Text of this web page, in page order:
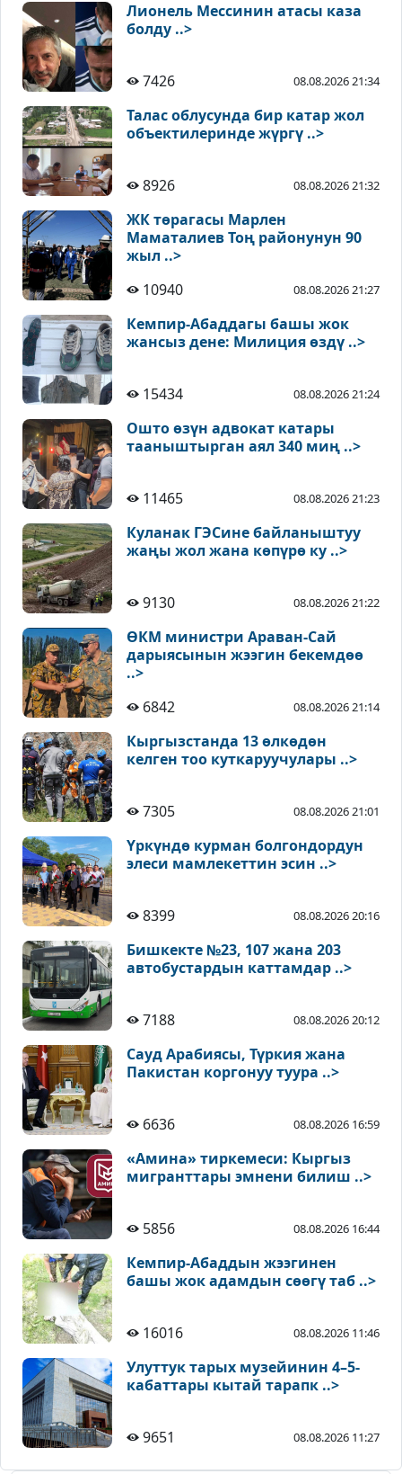
Лионель Мессинин атасы каза
болду ..>
7426 08.08.2026 21:34
Талас облусунда бир катар жол
объектилеринде жүргү ..>
8926 08.08.2026 21:32
ЖК төрагасы Марлен
Маматалиев Тоң районунун 90
жыл ..>
10940
08.08.2026 21:27
Кемпир-Абаддагы башы жок
жансыз дене: Милиция өздү ..>
15434 08.08.2026 21:24
Ошто өзүн адвокат катары
тааныштырган аял 340 миң ..>
11465 08.08.2026 21:23
Куланак ГЭСине байланыштуу
жаңы жол жана көпүрө ку ..>
9130 08.08.2026 21:22
ӨКМ министри Араван-Сай
дарыясынын жээгин бекемдөө
..>
6842
08.08.2026 21:14
Кыргызстанда 13 өлкөдөн
келген тоо куткаруучулары ..>
7305 08.08.2026 21:01
Үркүндө курман болгондордун
элеси мамлекеттин эсин ..>
8399 08.08.2026 20:16
Бишкекте №23, 107 жана 203
автобустардын каттамдар ..>
7188 08.08.2026 20:12
Сауд Арабиясы, Түркия жана
Пакистан коргонуу туура ..>
6636 08.08.2026 16:59
«Амина» тиркемеси: Кыргыз
мигранттары эмнени билиш ..>
5856 08.08.2026 16:44
Кемпир-Абаддын жээгинен
башы жок адамдын сөөгү таб ..>
16016 08.08.2026 11:46
Улуттук тарых музейинин 4–5-
кабаттары кытай тарапк ..>
9651 08.08.2026 11:27